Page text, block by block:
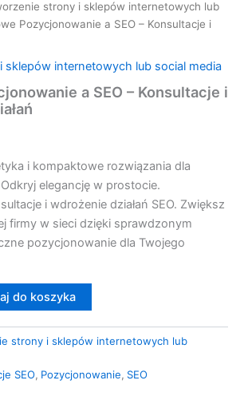
strony i sklepów internetowych lub
Pozycjonowanie a SEO – Konsultacje i
sklepów internetowych lub social media
a SEO – Konsultacje i
i kompaktowe rozwiązania dla
elegancję w prostocie.
i wdrożenie działań SEO. Zwiększ
firmy w sieci dzięki sprawdzonym
pozycjonowanie dla Twojego
do koszyka
strony i sklepów internetowych lub
SEO, Pozycjonowanie, SEO